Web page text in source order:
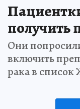
получить
Они
включить
рака в